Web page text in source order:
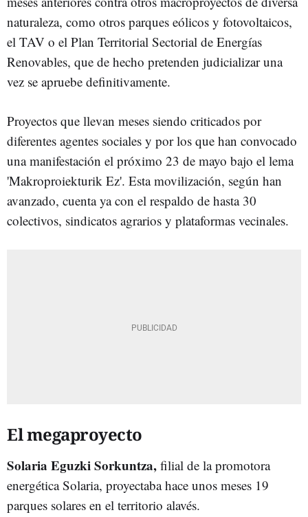
naturaleza, como otros parques eólicos y fotovoltaicos,
el TAV o el Plan Territorial Sectorial de Energías
Renovables, que de hecho pretenden judicializar una
vez se apruebe definitivamente.
Proyectos que llevan meses siendo criticados por
diferentes agentes sociales y por los que han convocado
una manifestación el próximo 23 de mayo bajo el lema
'Makroproiekturik Ez'. Esta movilización, según han
avanzado, cuenta ya con el respaldo de hasta 30
colectivos, sindicatos agrarios y plataformas vecinales.
El megaproyecto
Solaria Eguzki Sorkuntza, filial de la promotora
energética Solaria, proyectaba hace unos meses 19
parques solares en el territorio alavés.